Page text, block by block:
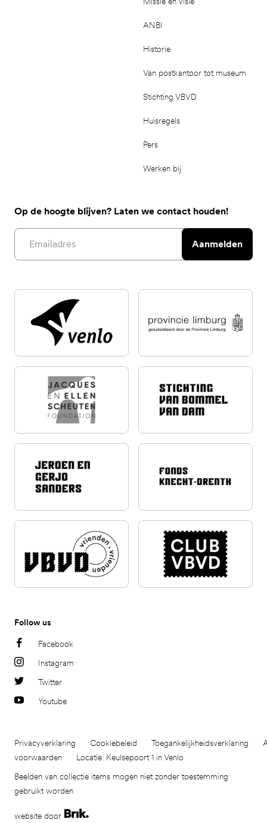
ANBI
Historie
Van postkantoor tot museum
Stichting VBVD
Huisregels
Pers
Werken bij
Op de hoogte blijven? Laten we contact houden!
Email address
Aanmelden
Follow us
Facebook
Instagram
Twitter
Youtube
Privacyverklaring Cookiebeleid Toegankelijkheidsverklaring
voorwaarden
Locatie: Keulsepoort 1 in Venlo
Beelden van collectie items mogen niet zonder toestemming
gebruikt worden
website door